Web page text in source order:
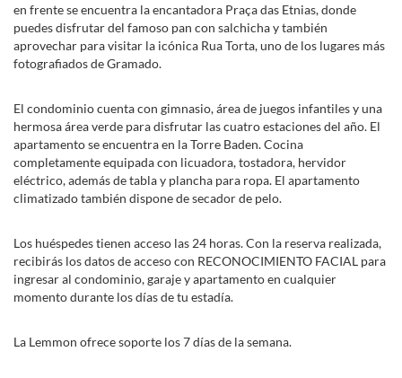
en frente se encuentra la encantadora Praça das Etnias, donde
puedes disfrutar del famoso pan con salchicha y también
aprovechar para visitar la icónica Rua Torta, uno de los lugares más
fotografiados de Gramado.
El condominio cuenta con gimnasio, área de juegos infantiles y una
hermosa área verde para disfrutar las cuatro estaciones del año. El
apartamento se encuentra en la Torre Baden. Cocina
completamente equipada con licuadora, tostadora, hervidor
eléctrico, además de tabla y plancha para ropa. El apartamento
climatizado también dispone de secador de pelo.
Los huéspedes tienen acceso las 24 horas. Con la reserva realizada,
recibirás los datos de acceso con RECONOCIMIENTO FACIAL para
ingresar al condominio, garaje y apartamento en cualquier
momento durante los días de tu estadía.
La Lemmon ofrece soporte los 7 días de la semana.